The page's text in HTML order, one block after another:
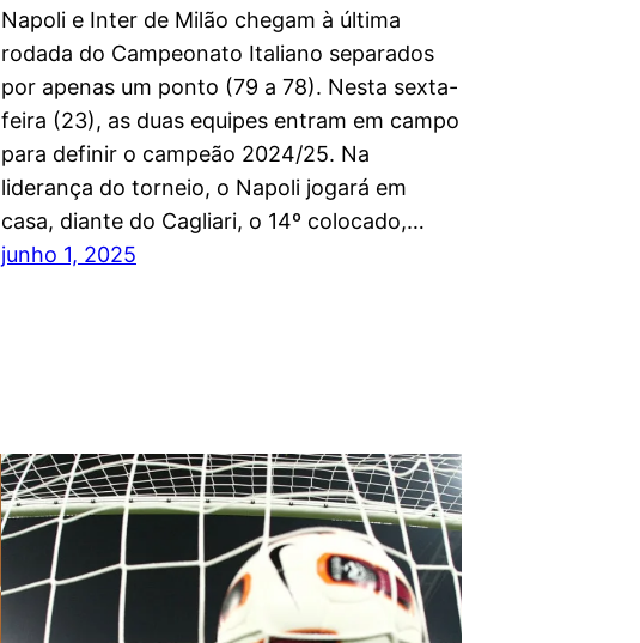
Napoli e Inter de Milão chegam à última
rodada do Campeonato Italiano separados
por apenas um ponto (79 a 78). Nesta sexta-
feira (23), as duas equipes entram em campo
para definir o campeão 2024/25. Na
liderança do torneio, o Napoli jogará em
casa, diante do Cagliari, o 14º colocado,…
junho 1, 2025